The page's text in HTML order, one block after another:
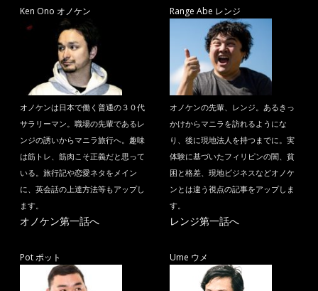
Ken Ono オノケン
オノケンは日本で働く普通の３０代
サラリーマン。職場の先輩であるレ
ンジの誘いからマニラ旅行へ。趣味
は筋トレ、筋肉こそ正義だと思って
いる。旅行記や恋愛ネタをメイン
に、英会話の上達方法等もアップし
ます。
オノケン第一話へ
Range Abe レンジ
オノケンの先輩、レンジ。あるきっ
かけからマニラを訪れるようにな
り、後に現地法人を持つまでに。実
体験に基づいたフィリピンの闇、貧
困と格差、現地ビジネスなどオノケ
ンとは違う視点の記事をアップしま
す。
レンジ第一話へ
Pot ポット Ume ウメ